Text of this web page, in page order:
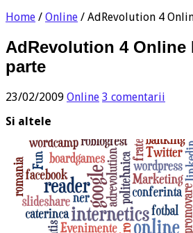
Home / Online / AdRevolution 4
AdRevolution 4 Online
parte
23/02/2009 Online 3 comentarii
Si altele